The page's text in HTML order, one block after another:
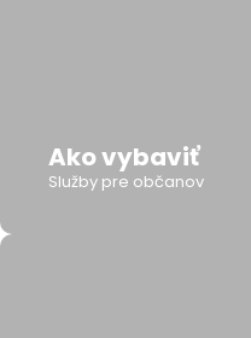
Ako vybaviť
Služby pre občanov